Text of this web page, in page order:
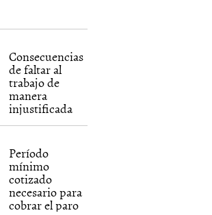
Consecuencias
de faltar al
trabajo de
manera
injustificada
Período
mínimo
cotizado
necesario para
cobrar el paro